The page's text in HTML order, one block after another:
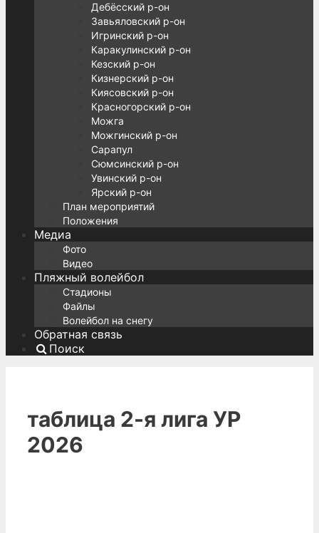
Дебёсский р-он
Завьяловский р-он
Игринский р-он
Каракулинский р-он
Кезский р-он
Кизнерский р-он
Киясовский р-он
Красногорский р-он
Можга
Можгинский р-он
Сарапул
Сюмсинский р-он
Увинский р-он
Ярский р-он
План мероприятий
Положения
Медиа
Фото
Видео
Пляжный волейбол
Стадионы
Файлы
Волейбол на снегу
Обратная связь
Поиск
таблица 2-я лига УР
2026